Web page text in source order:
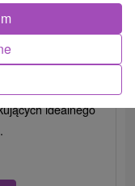
na pobyt w
idealnego